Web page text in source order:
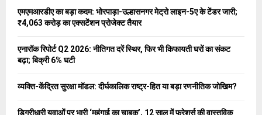
C
एमएमआरडीए का बड़ा कदम: भोरपाड़ा-उल्हासनगर मेट्रो लाइन-5ए के टेंडर जारी;
₹4,063 करोड़ का एक्सटेंशन प्रोजेक्ट तैयार
एनारॉक रिपोर्ट Q2 2026: नीतिगत दरें स्थिर, फिर भी किफायती घरों का संकट
बढ़ा; बिक्री 6% घटी
व्यक्ति-केंद्रित सुरक्षा मॉडल: दीर्घकालिक राष्ट्र-हित या बड़ा रणनीतिक जोखिम?
डिग्रीधारी युवाओं पर भारी ‘महंगाई का चाबुक’, 12 साल में फ्रेशर्स की वास्तविक